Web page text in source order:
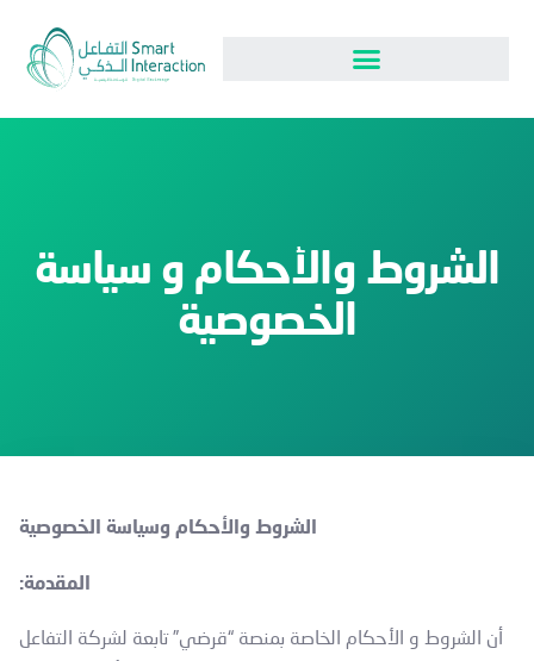
الشروط والأحكام و سياسة
الخصوصية
الشروط والأحكام وسياسة الخصوصية
المقدمة:
أن الشروط و الأحكام الخاصة بمنصة “قرضي” تابعة لشركة التفاعل